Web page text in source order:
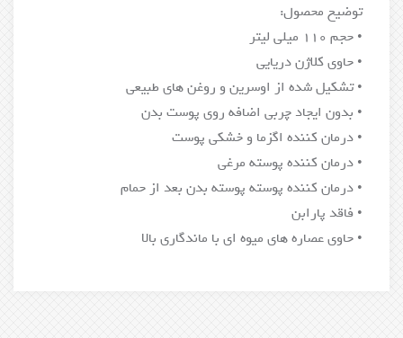
توضیح محصول:
• حجم 110 میلی لیتر
• حاوی کلاژن دریایی
• تشکیل شده از اوسرین و روغن های طبیعی
• بدون ایجاد چربی اضافه روی پوست بدن
• درمان کننده اگزما و خشکی پوست
• درمان کننده پوسته مرغی
• درمان کننده پوسته پوسته بدن بعد از حمام
• فاقد پارابن
• حاوی عصاره های میوه ای با ماندگاری بالا